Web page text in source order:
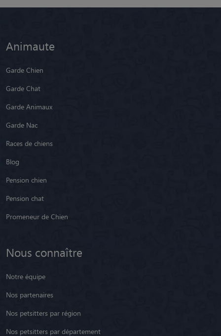
Animaute
Garde Chien
Garde Chat
Garde Animaux
Garde Nac
Races de chiens
Blog
Pension chien
Pension chat
Promeneur de Chien
Nous connaître
Notre équipe
Nos partenaires
Nos petsitters par région
Nos petsitters par département